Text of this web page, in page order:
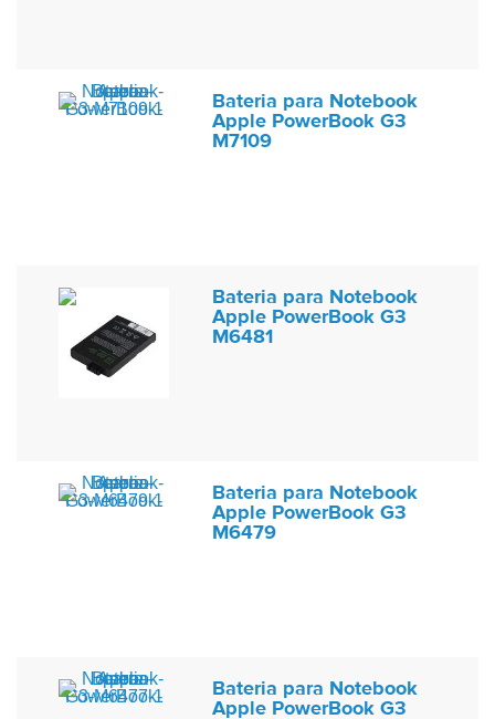
Bateria para Notebook
Apple PowerBook G3
M7109
Bateria para Notebook
Apple PowerBook G3
M6481
Bateria para Notebook
Apple PowerBook G3
M6479
Bateria para Notebook
Apple PowerBook G3